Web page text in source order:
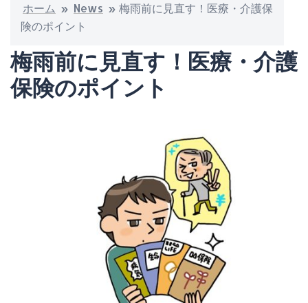
ホーム » News » 梅雨前に見直す！医療・介護保
険のポイント
梅雨前に見直す！医療・介護
保険のポイント